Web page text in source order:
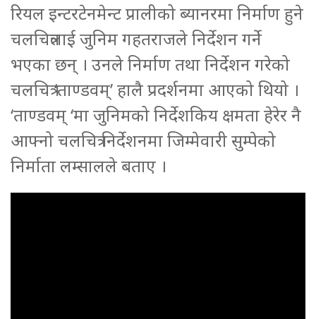
रियल इन्टरटेनमेन्ट प्रालीको ब्यानरमा निर्माण हुने
चलचित्रलाई जुनिम गहतराजले निर्देशन गर्ने
भएका छन् । उनले निर्माण तथा निर्देशन गरेको
चलचित्र ‘ताण्डवम्’ हालै प्रदर्शनमा आएको थियो ।
‘ताण्डवम् ‘मा जुनिमको निर्देशकिय क्षमता हेरेर नै
आफ्नो चलचित्र निर्देशनमा जिम्मेवारी सुम्पेको
निर्माता लम्सालले बताए ।